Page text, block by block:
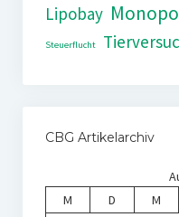
Lipobay
Steuerflucht
CBG Artikelarchiv
M
D M